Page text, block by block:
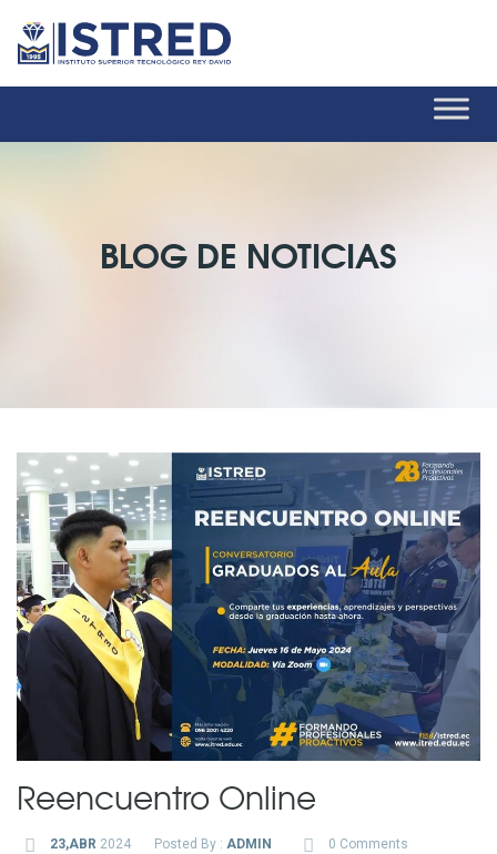
BLOG DE NOTICIAS
Reencuentro Online
23,ABR 2024 Posted By : ADMIN 0 Comments